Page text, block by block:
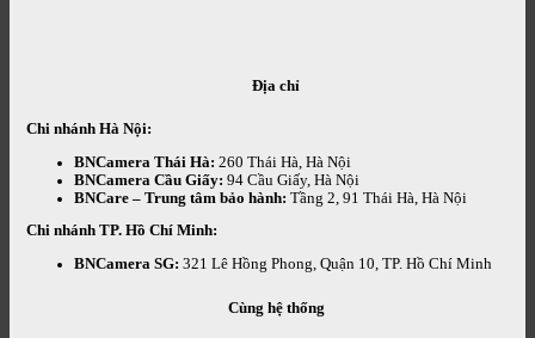
Địa chỉ
Chi nhánh Hà Nội:
BNCamera Thái Hà: 260 Thái Hà, Hà Nội
BNCamera Cầu Giấy: 94 Cầu Giấy, Hà Nội
BNCare – Trung tâm bảo hành: Tầng 2, 91 Thái Hà, Hà Nội
Chi nhánh TP. Hồ Chí Minh:
BNCamera SG: 321 Lê Hồng Phong, Quận 10, TP. Hồ Chí Minh
Cùng hệ thống